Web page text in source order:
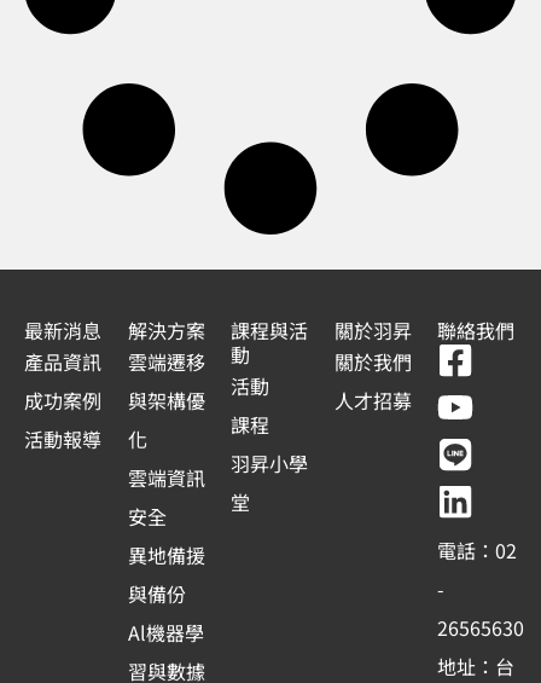
最新消息
產品資訊
成功案例
活動報導
解決方案
雲端遷移
與架構優
化
雲端資訊
安全
異地備援
與備份
Al機器學
習與數據
課程與活
動
活動
課程
羽昇小學
堂
關於羽昇
關於我們
人才招募
聯絡我們
F
a
c
e
b
o
o
k
-
Y
o
u
t
u
b
e
L
i
n
e
L
i
n
k
e
d
i
n
電話：02
-
26565630
地址：台